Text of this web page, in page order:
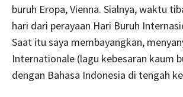
buruh Eropa, Vienna. Sialnya, waktu
hari dari perayaan Hari Buruh
Saat itu saya membayangkan,
Internationale (lagu kebesaran kaum
dengan Bahasa Indonesia di tengah